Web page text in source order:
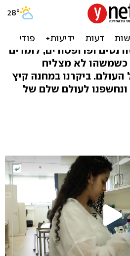
של חוקרים
ופרופסורים, לומדים
כשמשהו לא מצליח
ביקרנו במחנה קיץ
לעולם שלם של